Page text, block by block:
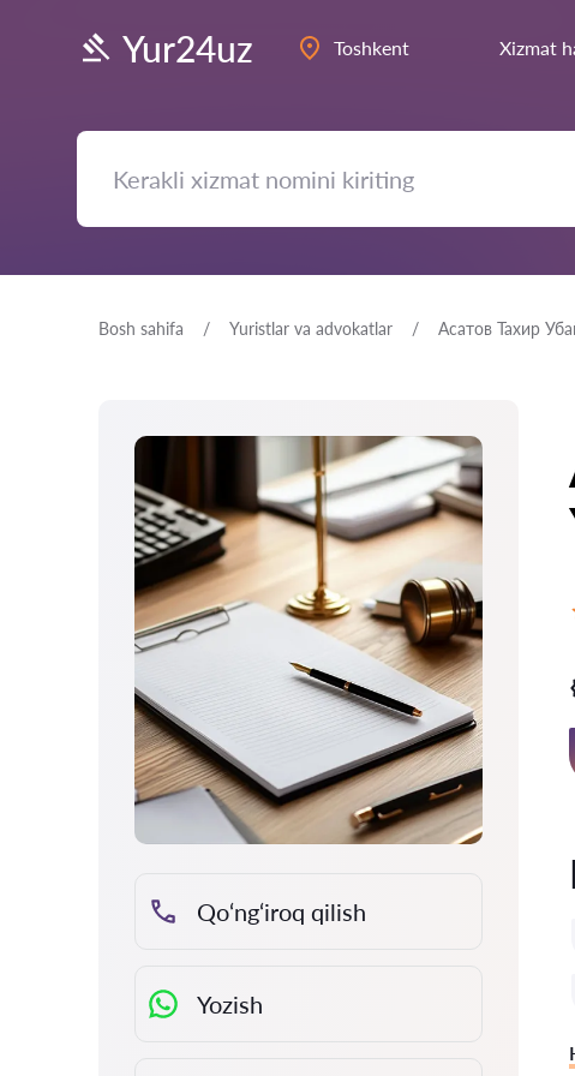
Yur24uz Toshkent Xizmat
Bosh sahifa Yuristlar va advokatlar Асатов Тахир
Qo‘ng‘iroq qilish
Yozish